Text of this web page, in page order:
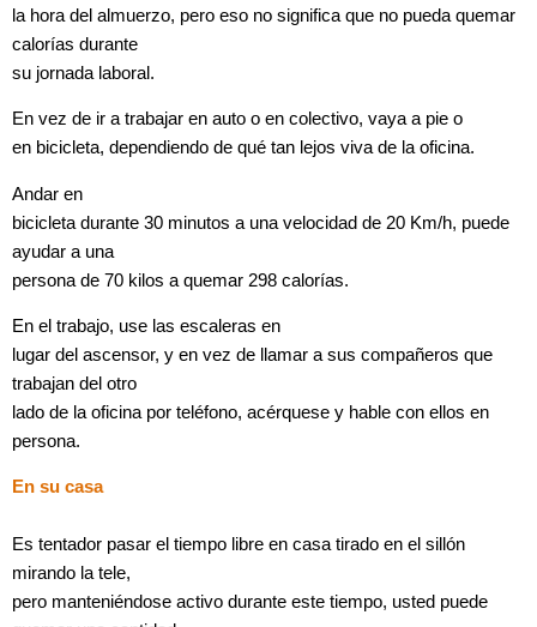
la hora del almuerzo, pero eso no significa que no pueda quemar
calorías durante
su jornada laboral.
En vez de ir a trabajar en auto o en colectivo, vaya a pie o
en bicicleta, dependiendo de qué tan lejos viva de la oficina.
Andar en
bicicleta durante 30 minutos a una velocidad de 20 Km/h, puede
ayudar a una
persona de 70 kilos a quemar 298 calorías.
En el trabajo, use las escaleras en
lugar del ascensor, y en vez de llamar a sus compañeros que
trabajan del otro
lado de la oficina por teléfono, acérquese y hable con ellos en
persona.
En su casa
Es tentador pasar el tiempo libre en casa tirado en el sillón
mirando la tele,
pero manteniéndose activo durante este tiempo, usted puede